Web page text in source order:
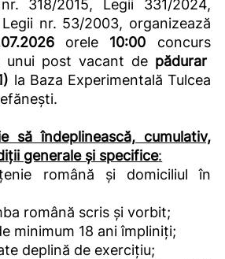
318/2015, Legii 331/2024,
nr. 53/2003, organizează
orele 10:00 concurs
unui post vacant de pădurar
la Baza Experimentală Tulcea
să îndeplinească, cumulativ,
generale și specifice:
română și domiciliul în
română scris și vorbit;
minimum 18 ani împliniți;
deplină de exercițiu;